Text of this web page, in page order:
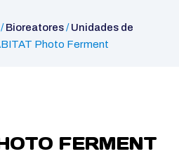
/Bioreatores/Unidades de
Photo Ferment
FERMENT